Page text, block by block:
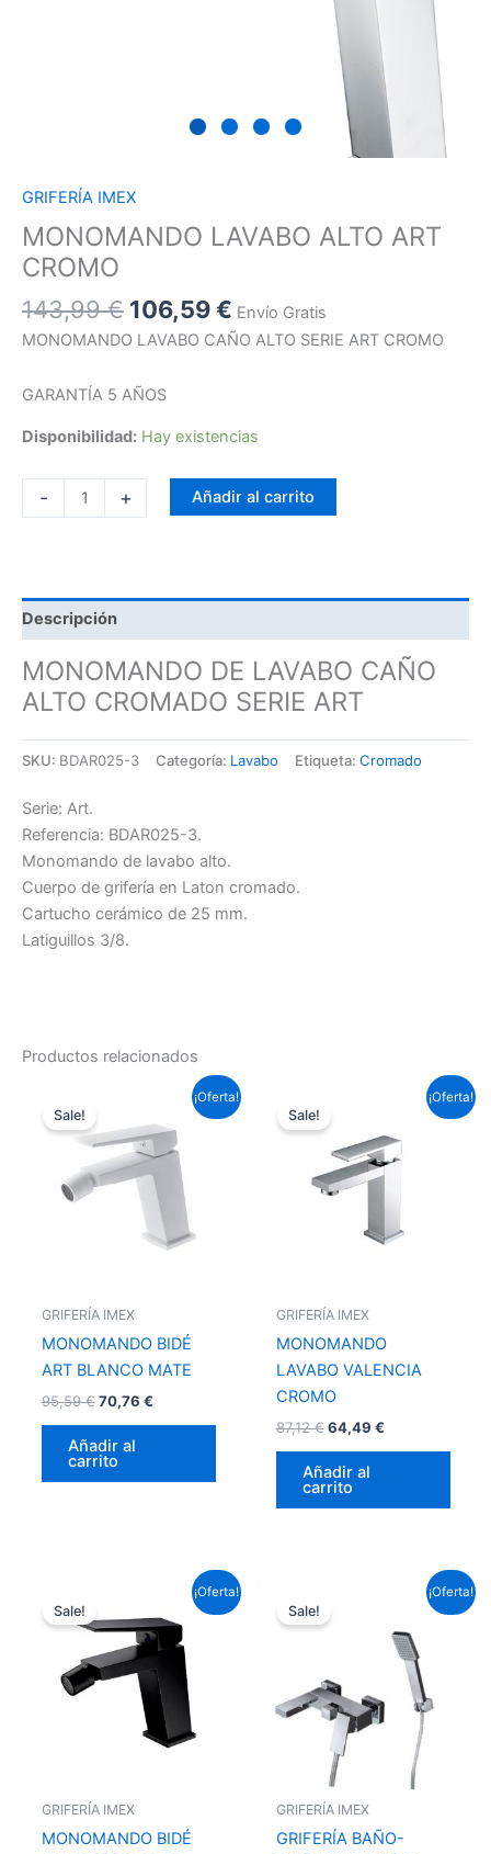
GRIFERÍA IMEX
MONOMANDO LAVABO ALTO ART
CROMO
143,99€ 106,59€ Envío Gratis
MONOMANDO LAVABO CAÑO ALTO SERIE ART CROMO
GARANTÍA 5 AÑOS
Disponibilidad: Hay existencias
- + Añadir al carrito
Descripción
MONOMANDO DE LAVABO CAÑO
ALTO CROMADO SERIE ART
SKU: BDAR025-3 Categoría: Lavabo Etiqueta: Cromado
Serie: Art.
Referencia: BDAR025-3.
Monomando de lavabo alto.
Cuerpo de grifería en Laton cromado.
Cartucho cerámico de 25 mm.
Latiguillos 3/8.
Productos relacionados
¡Oferta!
Sale!
GRIFERÍA IMEX
MONOMANDO BIDÉ
ART BLANCO MATE
95,59€
original
era:
95,59 €.
70,76 €
precio
actual
es:
70,76 €.
Añadir al
carrito
¡Oferta!
Sale!
GRIFERÍA IMEX
MONOMANDO
LAVABO VALENCIA
CROMO
87,12€
original
era:
87,12 €.
64,49 €
precio
es:
64,49 €.
Añadir al
carrito
¡Oferta!
Sale!
GRIFERÍA IMEX
MONOMANDO BIDÉ
original
95,59 €.
precio
actual
es:
70,76 €.
¡Oferta!
Sale!
GRIFERÍA IMEX
GRIFERÍA BAÑO-
158,51 €.
precio
es:
117,33 €.